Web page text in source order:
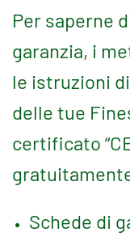
Per saperne
garanzia, i
le istruzioni
delle tue
certificato
Schede di